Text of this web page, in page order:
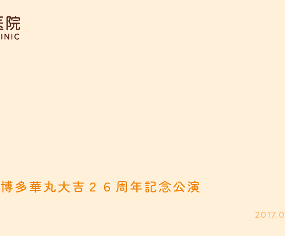
博多華丸大吉２６周年記念公演